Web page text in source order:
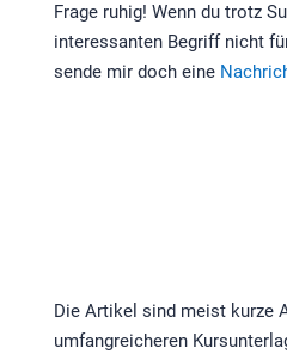
Frage ruhig! Wenn du trotz
interessanten Begriff nicht
sende mir doch eine
Die Artikel sind meist kurze
umfangreicheren